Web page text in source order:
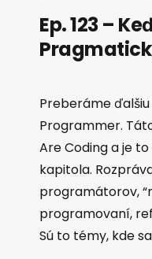
Ep. 123 –
Preberáme
Programmer.
Are Coding a je
kapitola.
programátorov,
programovaní,
Sú to témy, kde